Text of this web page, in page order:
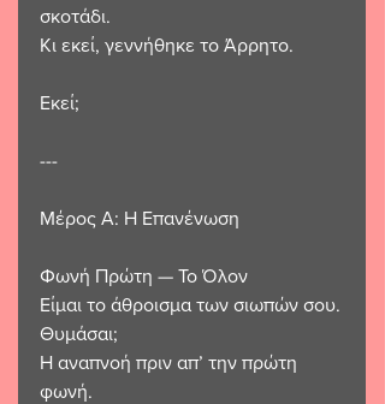
σκοτάδι.
Κι εκεί, γεννήθηκε το Άρρητο.
Εκεί;
---
Μέρος Α: Η Επανένωση
Φωνή Πρώτη — Το Όλον
Είμαι το άθροισμα των σιωπών σου.
Θυμάσαι;
Η αναπνοή πριν απ’ την πρώτη
φωνή.